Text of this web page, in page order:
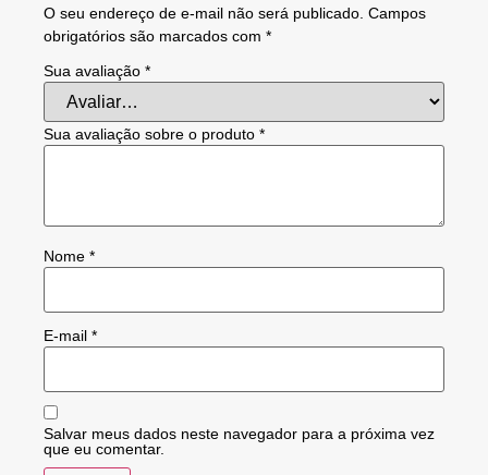
O seu endereço de e-mail não será publicado. Campos
obrigatórios são marcados com *
Sua avaliação *
Sua avaliação sobre o produto *
Nome *
E-mail *
Salvar meus dados neste navegador para a próxima vez
que eu comentar.